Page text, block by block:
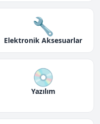
🔧
Elektronik Aksesuarlar
💿
Yazılım